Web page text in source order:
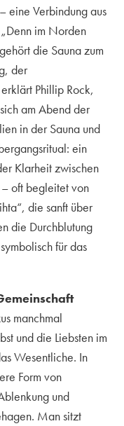
eine Verbindung aus
im Norden
die Sauna zum
der
Phillip Rock,
am Abend der
in der Sauna und
ein
Klarheit zwischen
oft begleitet von
die sanft über
die Durchblutung
für das
manchmal
und die Liebsten im
Wesentliche. In
Form von
und
Man sitzt